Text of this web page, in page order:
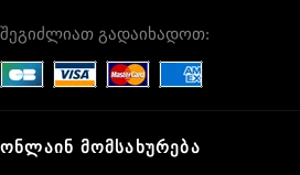
შეგიძლიათ გადაიხადოთ:
ᲝᲜᲚᲐᲘᲜ ᲛᲝᲛᲡᲐᲮᲣᲠᲔᲑᲐ